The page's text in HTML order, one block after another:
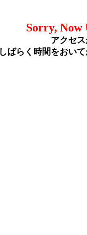
Sorry, Now
アクセ
しばらく時間をおい